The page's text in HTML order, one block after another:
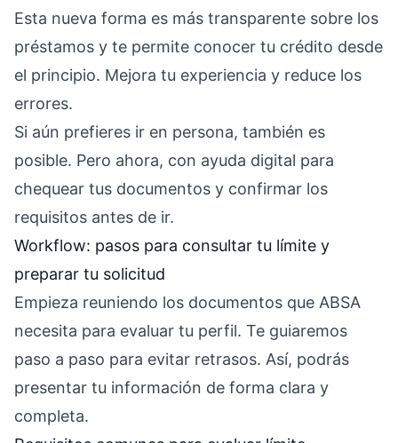
Esta nueva forma es más transparente sobre los
préstamos y te permite conocer tu crédito desde
el principio. Mejora tu experiencia y reduce los
errores.
Si aún prefieres ir en persona, también es
posible. Pero ahora, con ayuda digital para
chequear tus documentos y confirmar los
requisitos antes de ir.
Workflow: pasos para consultar tu límite y
preparar tu solicitud
Empieza reuniendo los documentos que ABSA
necesita para evaluar tu perfil. Te guiaremos
paso a paso para evitar retrasos. Así, podrás
presentar tu información de forma clara y
completa.